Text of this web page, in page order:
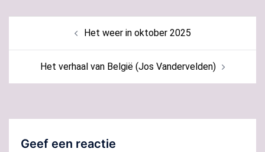
Het weer in oktober 2025
Het verhaal van België (Jos Vandervelden)
Geef een reactie